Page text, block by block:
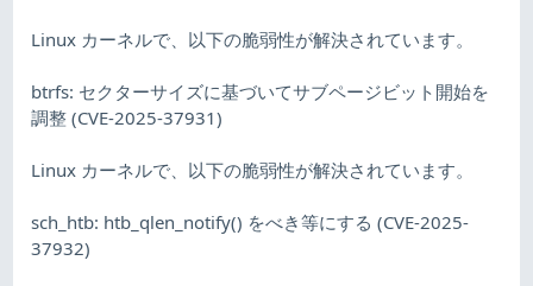
Linux カーネルで、以下の脆弱性が解決されています。
btrfs: セクターサイズに基づいてサブページビット開始を
調整 (CVE-2025-37931)
Linux カーネルで、以下の脆弱性が解決されています。
sch_htb: htb_qlen_notify() をべき等にする (CVE-2025-
37932)